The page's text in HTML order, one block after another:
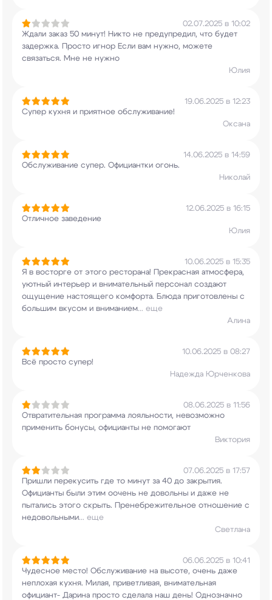
02.07.2025 в 10:02
Ждали заказ 50 минут! Никто не предупредил, что будет
задержка. Просто игнор Если вам нужно, можете
связаться. Мне не нужно
Юлия
19.06.2025 в 12:23
Супер кухня и приятное обслуживание!
Оксана
14.06.2025 в 14:59
Обслуживание супер. Официантки огонь.
Николай
12.06.2025 в 16:15
Отличное заведение
Юлия
10.06.2025 в 15:35
Я в восторге от этого ресторана! Прекрасная атмосфера,
уютный интерьер и внимательный персонал создают
ощущение настоящего комфорта. Блюда приготовлены с
большим вкусом и вниманием... еще
Алина
10.06.2025 в 08:27
Всё просто супер!
Надежда Юрченкова
08.06.2025 в 11:56
Отвратительная программа лояльности, невозможно
применить бонусы, официанты не помогают
Виктория
07.06.2025 в 17:57
Пришли перекусить где то минут за 40 до закрытия.
Официанты были этим оочень не довольны и даже не
пытались этого скрыть. Пренебрежительное отношение с
недовольными... еще
Светлана
06.06.2025 в 10:41
Чудесное место! Обслуживание на высоте, очень даже
неплохая кухня. Милая, приветливая, внимательная
официант- Дарина просто сделала наш день! Однозначно